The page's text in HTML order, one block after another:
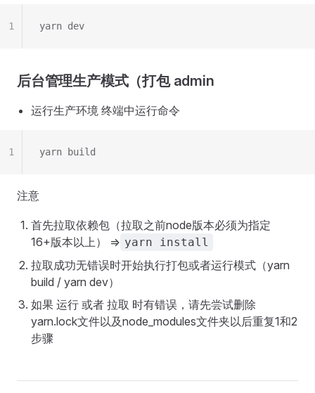
yarn dev
1
后台管理生产模式（打包 admin
运行生产环境 终端中运行命令
yarn build
1
注意
首先拉取依赖包（拉取之前node版本必须为指定
16+版本以上） => yarn install
拉取成功无错误时开始执行打包或者运行模式（yarn
build / yarn dev）
如果 运行 或者 拉取 时有错误，请先尝试删除
yarn.lock文件以及node_modules文件夹以后重复1和2
步骤